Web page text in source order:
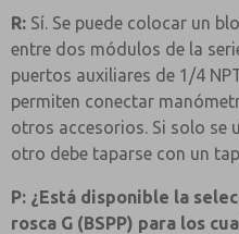
R: Sí. Se puede colocar un
entre dos módulos de la
puertos auxiliares de 1/4
permiten conectar
otros accesorios. Si solo se
otro debe taparse con un
P: ¿Está disponible la
rosca G (BSPP) para los